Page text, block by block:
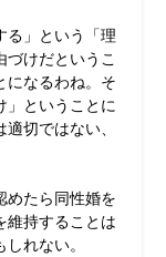
」という「理
けだというこ
になるわね。そ
」ということに
切ではない、
たら同性婚を
維持することは
れない。